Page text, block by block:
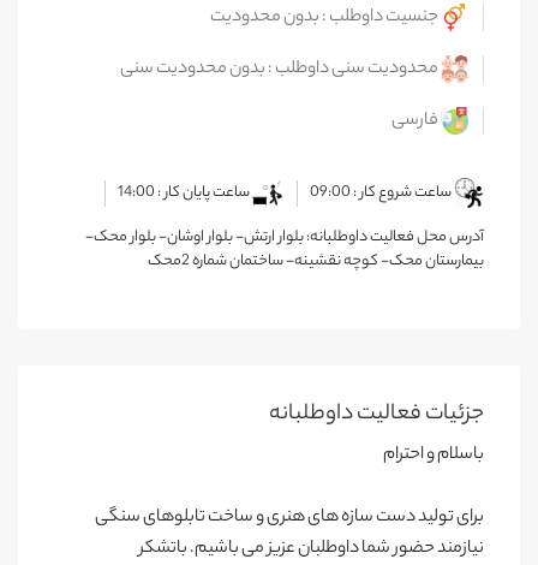
جنسیت داوطلب : بدون محدودیت
محدودیت سنی داوطلب : بدون محدودیت سنی
فارسی
ساعت شروع کار : 09:00
ساعت پایان کار : 14:00
آدرس محل فعالیت داوطلبانه: بلوار ارتش- بلوار اوشان- بلوار محک-
بیمارستان محک- کوچه نقشینه- ساختمان شماره 2محک
جزئیات فعالیت‌ داوطلبانه
باسلام و احترام
برای تولید دست سازه های هنری و ساخت تابلوهای سنگی
نیازمند حضور شما داوطلبان عزیز می باشیم. باتشکر